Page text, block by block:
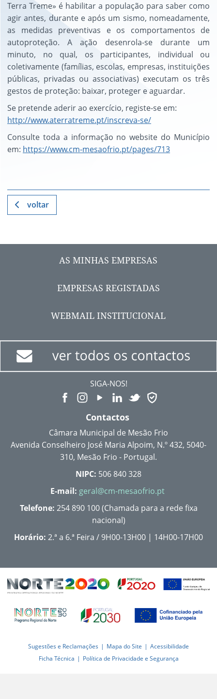
Terra Treme» é habilitar a população para saber como
agir antes, durante e após um sismo, nomeadamente,
as medidas preventivas e os comportamentos de
autoproteção. A ação desenrola-se durante um
minuto, no qual, os participantes, individual ou
coletivamente (famílias, escolas, empresas, instituições
públicas, privadas ou associativas) executam os três
gestos de proteção: baixar, proteger e aguardar.
Se pretende aderir ao exercício, registe-se em:
http://www.aterratreme.pt/inscreva-se/
Consulte toda a informação no website do Município
em: https://www.cm-mesaofrio.pt/pages/713
voltar
AS MINHAS EMPRESAS
EMPRESAS REGISTADAS
WEBMAIL INSTITUCIONAL
SIGA-NOS!
Contactos
Câmara Municipal de Mesão Frio
Avenida Conselheiro José Maria Alpoim, N.º 432, 5040-
310, Mesão Frio - Portugal.
NIPC: 506 840 328
E-mail: geral@cm-mesaofrio.pt
Telefone: 254 890 100 (Chamada para a rede fixa
nacional)
Horário: 2.ª a 6.ª Feira / 9H00-13H00 | 14H00-17H00
Sugestões e Reclamações Mapa do Site
Acessibilidade
Ficha Técnica
Política de Privacidade e Segurança